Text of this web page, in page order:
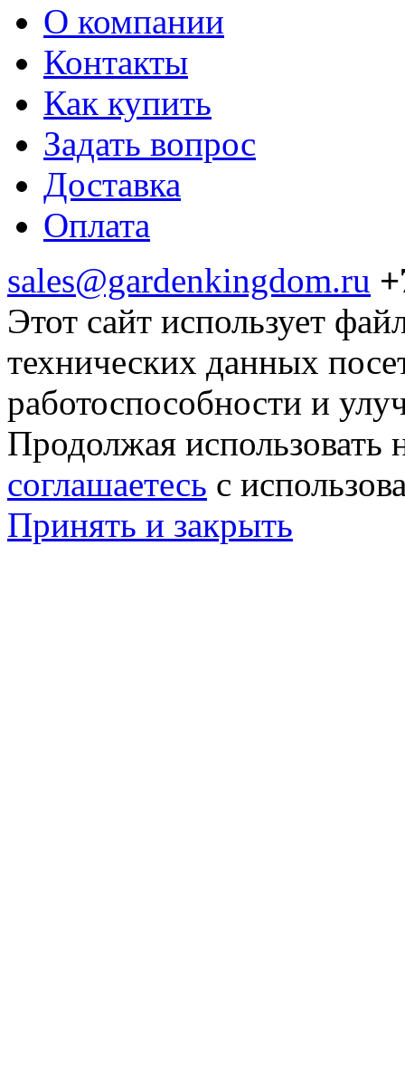
О компании
Контакты
Как купить
Задать вопрос
Доставка
Оплата
sales@gardenkingdom.ru
Этот сайт использует
технических данных
работоспособности и
Продолжая использовать
соглашаетесь с
Принять и закрыть